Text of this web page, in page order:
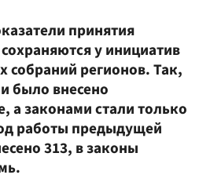
принятия
у инициатив
собраний регионов. Так,
было внесено
а законами стали только
работы предыдущей
313, в законы